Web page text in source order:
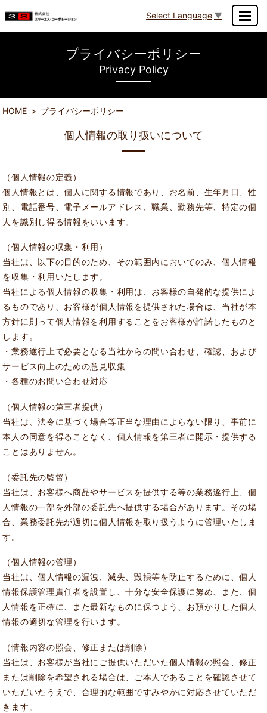
Select Language ▼
プライバシーポリシー
Privacy Policy
HOME プライバシーポリシー
個人情報の取り扱いについて
（個人情報の定義）
個人情報とは、個人に関する情報であり、お名前、生年月日、性
別、電話番号、電子メールアドレス、職業、勤務先等、特定の個
人を識別し得る情報をいいます。
（個人情報の収集・利用）
当社は、以下の目的のため、その範囲内においてのみ、個人情報
を収集・利用いたします。
当社による個人情報の収集・利用は、お客様の自発的な提供によ
るものであり、お客様が個人情報を提供された場合は、当社が本
方針に則って個人情報を利用することをお客様が許諾したものと
します。
・業務遂行上で必要となる当社からの問い合わせ、確認、および
サービス向上のための意見収集
・各種のお問い合わせ対応
（個人情報の第三者提供）
当社は、法令に基づく場合等正当な理由によらない限り、事前に
本人の同意を得ることなく、個人情報を第三者に開示・提供する
ことはありません。
（委託先の監督）
当社は、お客様へ商品やサービスを提供する等の業務遂行上、個
人情報の一部を外部の委託先へ提供する場合があります。その場
合、業務委託先が適切に個人情報を取り扱うように管理いたしま
す。
（個人情報の管理）
当社は、個人情報の漏洩、滅失、毀損等を防止するために、個人
情報保護管理責任者を設置し、十分な安全保護に努め、また、個
人情報を正確に、また最新なものに保つよう、お預かりした個人
情報の適切な管理を行います。
（情報内容の照会、修正または削除）
当社は、お客様が当社にご提供いただいた個人情報の照会、修正
または削除を希望される場合は、ご本人であることを確認させて
いただいたうえで、合理的な範囲ですみやかに対応させていただ
きます。